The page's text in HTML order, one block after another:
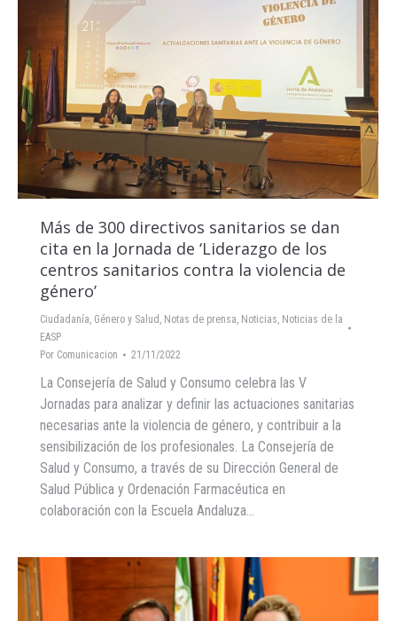
Más de 300 directivos sanitarios se dan
cita en la Jornada de ‘Liderazgo de los
centros sanitarios contra la violencia de
género’
Ciudadanía, Género y Salud , Notas de prensa, Noticias, Noticias de la
EASP
Por Comunicacion 21/11/2022
La Consejería de Salud y Consumo celebra las V
Jornadas para analizar y definir las actuaciones sanitarias
necesarias ante la violencia de género, y contribuir a la
sensibilización de los profesionales. La Consejería de
Salud y Consumo, a través de su Dirección General de
Salud Pública y Ordenación Farmacéutica en
colaboración con la Escuela Andaluza…